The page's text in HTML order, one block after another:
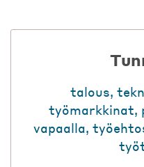
talous,
työmarkkinat,
vapaalla,